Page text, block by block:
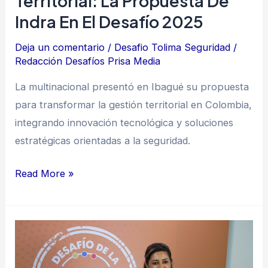
Indra En El Desafío 2025
Deja un comentario / Desafio Tolima Seguridad /
Redacción Desafíos Prisa Media
La multinacional presentó en Ibagué su propuesta
para transformar la gestión territorial en Colombia,
integrando innovación tecnológica y soluciones
estratégicas orientadas a la seguridad.
Read More »
cuestiona